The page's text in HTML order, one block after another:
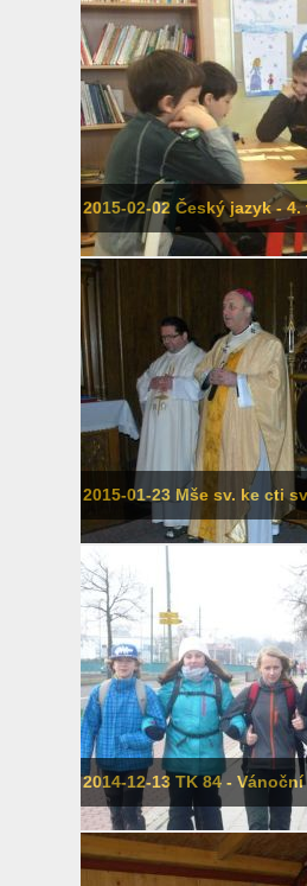
2015-02-02 Český jazyk -
2015-01-23 Mše sv. ke cti
2014-12-13 TK 84 -